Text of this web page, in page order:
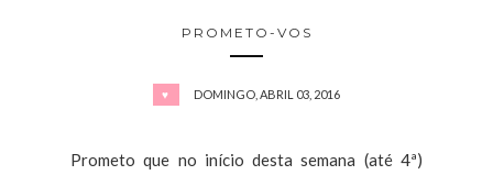
PROMETO-VOS
♥ DOMINGO, ABRIL 03, 2016
Prometo que no início desta semana (até 4ª)